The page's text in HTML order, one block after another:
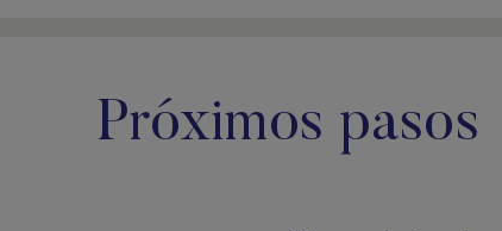
Próximos pasos